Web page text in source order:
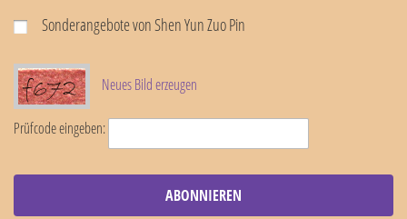
Sonderangebote von Shen Yun Zuo Pin
Neues Bild erzeugen
Prüfcode eingeben:
ABONNIEREN